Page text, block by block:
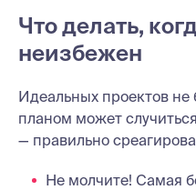
Что делать,
неизбежен
Идеальных проектов
планом может
— правильно
Не молчите! Самая